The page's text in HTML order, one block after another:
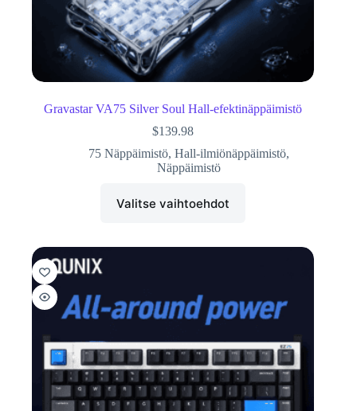
Gravastar VA75 Silver Soul Hall-efektinäppäimistö
$139.98
75 Näppäimistö,Hall-ilmiönäppäimistö,
Näppäimistö
Valitse vaihtoehdot